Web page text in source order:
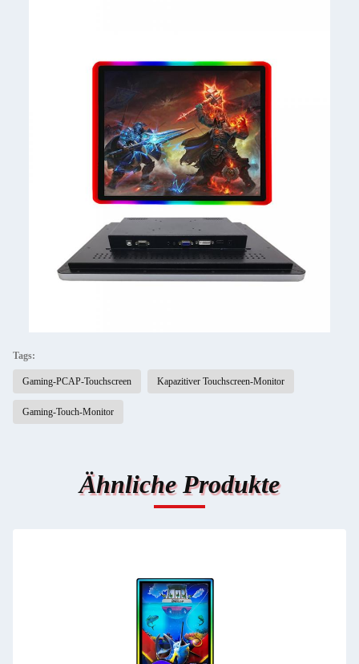
Tags:
Gaming-PCAP-Touchscreen Kapazitiver Touchscreen-Monitor
Gaming-Touch-Monitor
Ähnliche Produkte